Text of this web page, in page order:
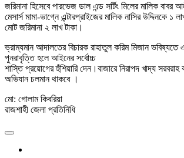
জরিমানা হিসেবে পারভেজ ডাল এন্ড সর্টিং মিলের মালিক বাবর
মেসার্স মামা-ভাগ্নে এন্টারপ্রাইজের মালিক নাসির উদ্দিনকে ১
মোট জরিমানা ২ লাখ টাকা।
ভ্রাম্যমান আদালতের বিচারক রাহাতুল করিম মিজান ভবিষ্যতে
পুনরাবৃত্তি হলে আইনের সর্বোচ্চ
শাস্তি প্রয়োগের হুঁশিয়ারি দেন।বাজারে নিরাপদ খাদ্য
অভিযান চলমান থাকবে ।
মো: গোলাম কিবরিয়া
রাজশাহী জেলা প্রতিনিধি